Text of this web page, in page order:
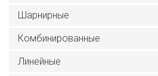
Шарнирные
Комбинированные
Линейные